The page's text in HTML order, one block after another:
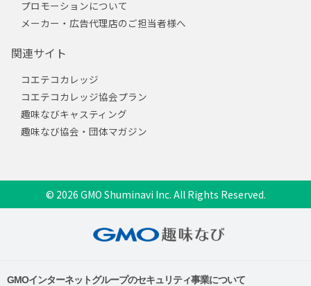
プロモーションについて
メーカー・広告代理店のご担当者様へ
関連サイト
コエテコカレッジ
コエテコカレッジ協会プラン
趣味なびキャスティング
趣味なび協会・団体マガジン
© 2026 GMO Shuminavi Inc. All Rights Reserved.